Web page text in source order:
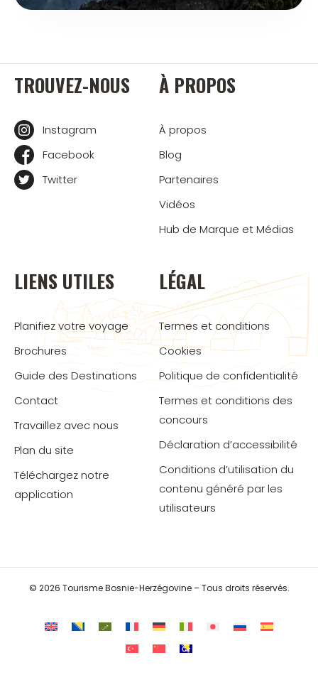
TROUVEZ-NOUS
Instagram
Facebook
Twitter
À PROPOS
À propos
Blog
Partenaires
Vidéos
Hub de Marque et Médias
LIENS UTILES
Planifiez votre voyage
Brochures
Guide des Destinations
Contact
Travaillez avec nous
Plan du site
Téléchargez notre
application
LÉGAL
Termes et conditions
Cookies
Politique de confidentialité
Termes et conditions des
concours
Déclaration d’accessibilité
Conditions d’utilisation du
contenu généré par les
utilisateurs
© 2026 Tourisme Bosnie-Herzégovine – Tous droits réservés.